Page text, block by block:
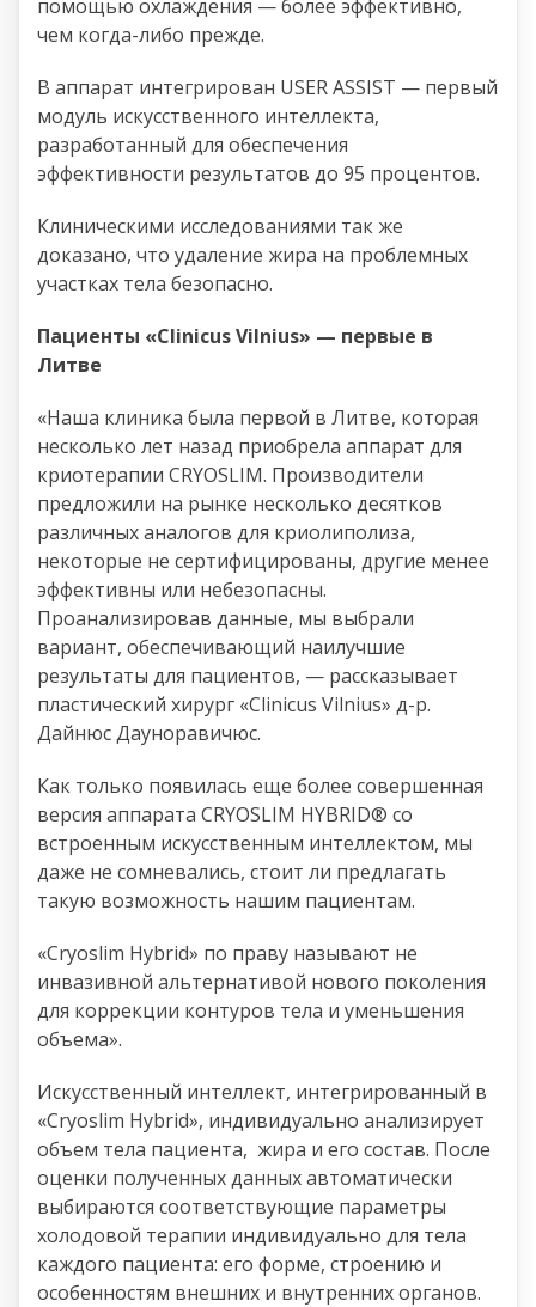
помощью охлаждения — более эффективно,
чем когда-либо прежде.
В аппарат интегрирован USER ASSIST — первый
модуль искусственного интеллекта,
разработанный для обеспечения
эффективности результатов до 95 процентов.
Клиническими исследованиями так же
доказано, что удаление жира на проблемных
участках тела безопасно.
Пациенты «Clinicus Vilnius» — первые в
Литве
«Наша клиника была первой в Литве, которая
несколько лет назад приобрела аппарат для
криотерапии CRYOSLIM. Производители
предложили на рынке несколько десятков
различных аналогов для криолиполиза,
некоторые не сертифицированы, другие менее
эффективны или небезопасны.
Проанализировав данные, мы выбрали
вариант, обеспечивающий наилучшие
результаты для пациентов, — рассказывает
пластический хирург «Clinicus Vilnius» д-р.
Дайнюс Дауноравичюс.
Как только появилась еще более совершенная
версия аппарата CRYOSLIM HYBRID® со
встроенным искусственным интеллектом, мы
даже не сомневались, стоит ли предлагать
такую ​​возможность нашим пациентам.
«Cryoslim Hybrid» по праву называют не
инвазивной альтернативой нового поколения
для коррекции контуров тела и уменьшения
объема».
Искусственный интеллект, интегрированный в
«Cryoslim Hybrid», индивидуально анализирует
объем тела пациента, жира и его состав. После
оценки полученных данных автоматически
выбираются соответствующие параметры
холодовой терапии индивидуально для тела
каждого пациента: его форме, строению и
особенностям внешних и внутренних органов.